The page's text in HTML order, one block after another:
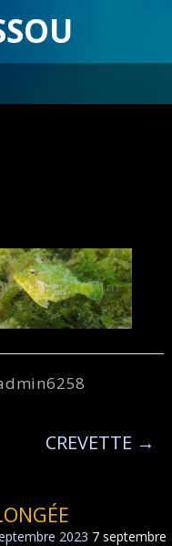
CREVETTE →
2023 7 septembre